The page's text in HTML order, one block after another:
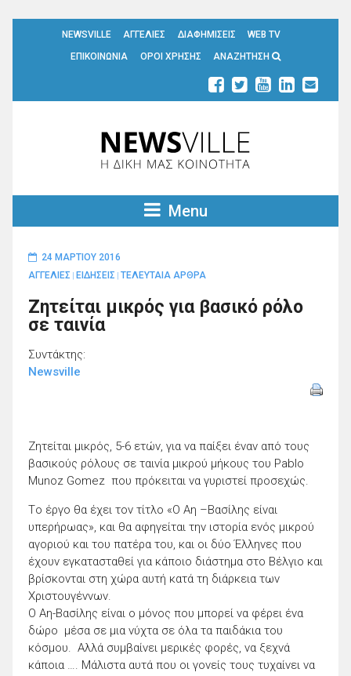
NEWSVILLE ΑΓΓΕΛΙΕΣ ΔΙΑΦΗΜΙΣΕΙΣ
WEB TV
ΕΠΙΚΟΙΝΩΝΙΑ
ΟΡΟΙ ΧΡΗΣΗΣ ΑΝΑΖΗΤΗΣΗ
Menu
24 ΜΑΡΤΊΟΥ 2016
ΑΓΓΕΛΙΕΣ
ΕΙΔΗΣΕΙΣ ΤΕΛΕΥΤΑΙΑ ΑΡΘΡΑ
Ζητείται μικρός για βασικό ρόλο
σε ταινία
Συντάκτης:
Newsville
Ζητείται μικρός, 5-6 ετών, για να παίξει έναν από τους
βασικούς ρόλους σε ταινία μικρού μήκους του Pablo
Munoz Gomez που πρόκειται να γυριστεί προσεχώς.
Tο έργο θα έχει τον τίτλο «Ο Αη –Βασίλης είναι
υπερήρωας», και θα αφηγείται την ιστορία ενός μικρού
αγοριού και του πατέρα του, και οι δύο Έλληνες που
έχουν εγκατασταθεί για κάποιο διάστημα στο Βέλγιο και
βρίσκονται στη χώρα αυτή κατά τη διάρκεια των
Χριστουγέννων.
Ο Αη-Βασίλης είναι ο μόνος που μπορεί να φέρει ένα
δώρο μέσα σε μια νύχτα σε όλα τα παιδάκια του
κόσμου. Αλλά συμβαίνει μερικές φορές, να ξεχνά
κάποια …. Μάλιστα αυτά που οι γονείς τους τυχαίνει να